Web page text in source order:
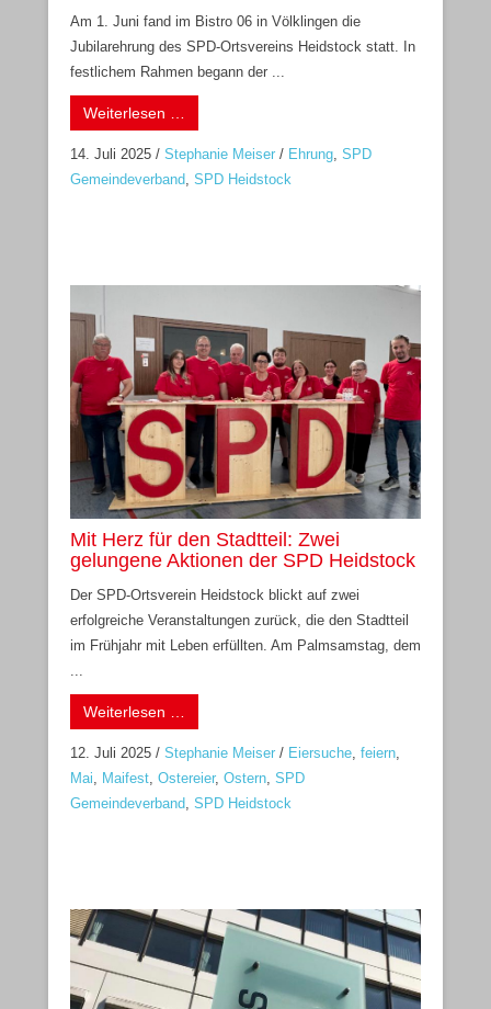
Am 1. Juni fand im Bistro 06 in Völklingen die
Jubilarehrung des SPD-Ortsvereins Heidstock statt. In
festlichem Rahmen begann der ...
Weiterlesen …
14. Juli 2025 / Stephanie Meiser / Ehrung, SPD
Gemeindeverband, SPD Heidstock
Mit Herz für den Stadtteil: Zwei
gelungene Aktionen der SPD Heidstock
Der SPD-Ortsverein Heidstock blickt auf zwei
erfolgreiche Veranstaltungen zurück, die den Stadtteil
im Frühjahr mit Leben erfüllten. Am Palmsamstag, dem
...
Weiterlesen …
12. Juli 2025 / Stephanie Meiser / Eiersuche, feiern,
Mai, Maifest, Ostereier, Ostern, SPD
Gemeindeverband, SPD Heidstock